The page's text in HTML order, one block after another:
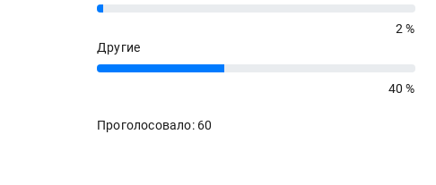
2%
2 %
Другие
40%
40 %
Проголосовало: 60